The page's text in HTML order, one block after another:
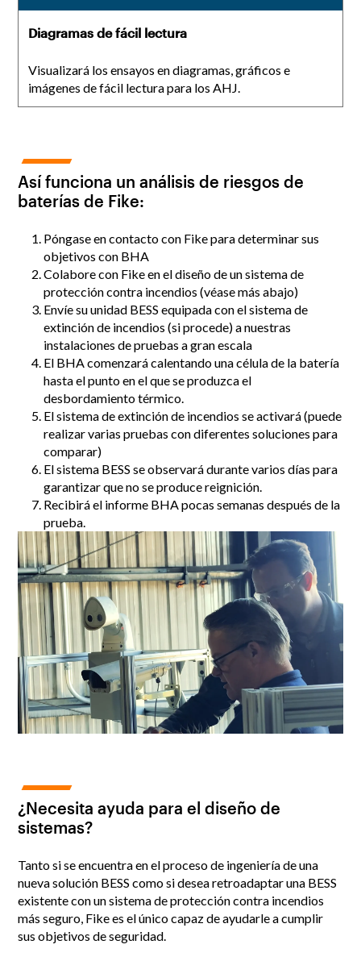
Diagramas de fácil lectura
Visualizará los ensayos en diagramas, gráficos e
imágenes de fácil lectura para los AHJ.
Así funciona un análisis de riesgos de
baterías de Fike:
Póngase en contacto con Fike para determinar sus
objetivos con BHA
Colabore con Fike en el diseño de un sistema de
protección contra incendios (véase más abajo)
Envíe su unidad BESS equipada con el sistema de
extinción de incendios (si procede) a nuestras
instalaciones de pruebas a gran escala
El BHA comenzará calentando una célula de la batería
hasta el punto en el que se produzca el
desbordamiento térmico.
El sistema de extinción de incendios se activará (puede
realizar varias pruebas con diferentes soluciones para
comparar)
El sistema BESS se observará durante varios días para
garantizar que no se produce reignición.
Recibirá el informe BHA pocas semanas después de la
prueba.
¿Necesita ayuda para el diseño de
sistemas?
Tanto si se encuentra en el proceso de ingeniería de una
nueva solución BESS como si desea retroadaptar una BESS
existente con un sistema de protección contra incendios
más seguro, Fike es el único capaz de ayudarle a cumplir
sus objetivos de seguridad.